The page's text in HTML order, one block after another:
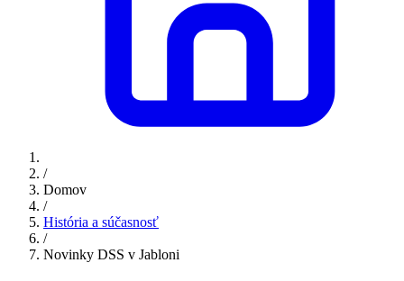
/
Domov
/
História a súčasnosť
/
Novinky DSS v Jabloni